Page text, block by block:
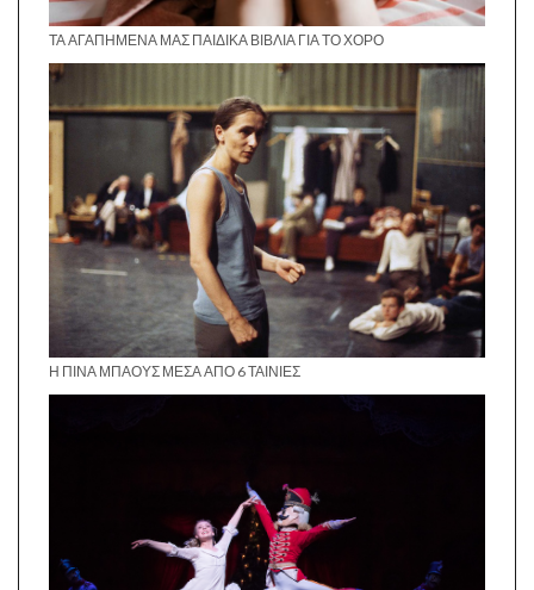
ΤΑ ΑΓΑΠΗΜΈΝΑ ΜΑΣ ΠΑΙΔΙΚΆ ΒΙΒΛΊΑ ΓΙΑ ΤΟ ΧΟΡΌ
Η ΠΊΝΑ ΜΠΆΟΥΣ ΜΈΣΑ ΑΠΌ 6 ΤΑΙΝΊΕΣ